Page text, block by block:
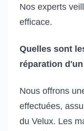
Nos experts
efficace.
Quelles sont
réparation
Nous offrons
effectuées,
du Velux. Les